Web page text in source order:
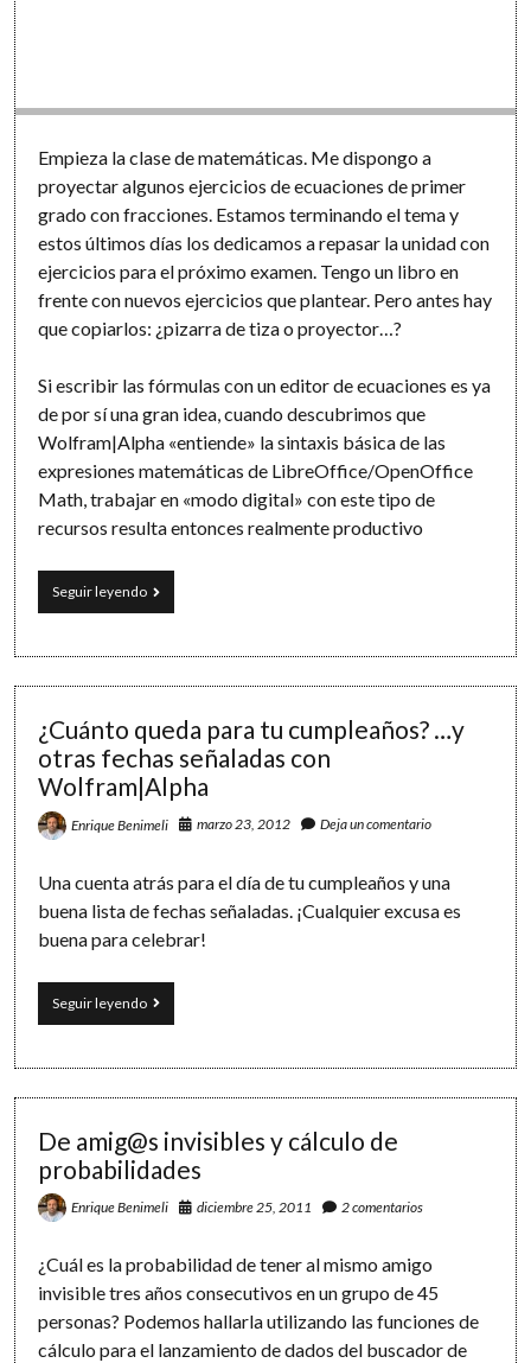
Empieza la clase de matemáticas. Me dispongo a
proyectar algunos ejercicios de ecuaciones de primer
grado con fracciones. Estamos terminando el tema y
estos últimos días los dedicamos a repasar la unidad con
ejercicios para el próximo examen. Tengo un libro en
frente con nuevos ejercicios que plantear. Pero antes hay
que copiarlos: ¿pizarra de tiza o proyector…?
Si escribir las fórmulas con un editor de ecuaciones es ya
de por sí una gran idea, cuando descubrimos que
Wolfram|Alpha «entiende» la sintaxis básica de las
expresiones matemáticas de LibreOffice/OpenOffice
Math, trabajar en «modo digital» con este tipo de
recursos resulta entonces realmente productivo
Seguir leyendoEcuaciones
con
y
matar
dos
pájaros
un
¿Cuánto queda para tu cumpleaños? …y
otras fechas señaladas con
Wolfram|Alpha
Enrique Benimeli marzo 23, 2012 Deja un comentario
Una cuenta atrás para el día de tu cumpleaños y una
buena lista de fechas señaladas. ¡Cualquier excusa es
buena para celebrar!
Seguir leyendo¿Cuánto
queda
tu
otras
fechas
con
De amig@s invisibles y cálculo de
probabilidades
Enrique Benimeli diciembre 25, 2011 2 comentarios
¿Cuál es la probabilidad de tener al mismo amigo
invisible tres años consecutivos en un grupo de 45
personas? Podemos hallarla utilizando las funciones de
cálculo para el lanzamiento de dados del buscador de